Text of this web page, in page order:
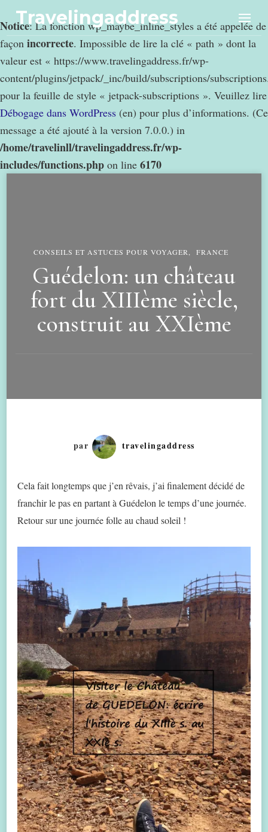
Notice: La fonction wp_maybe_inline_styles a été appelée de
façon incorrecte. Impossible de lire la clé « path » dont la
valeur est « https://www.travelingaddress.fr/wp-
content/plugins/jetpack/_inc/build/subscriptions/
pour la feuille de style « jetpack-subscriptions ». Veuillez lire
Débogage dans WordPress (en) pour plus d’informations. (Ce
message a été ajouté à la version 7.0.0.) in
/home/travelinll/travelingaddress.fr/wp-
includes/functions.php on line 6170
Travelingaddress
CONSEILS ET ASTUCES POUR VOYAGER FRANCE
Guédelon: un château
fort du XIIIème siècle,
construit au XXIème
par travelingaddress
Cela fait longtemps que j’en rêvais, j’ai finalement décidé de
franchir le pas en partant à Guédelon le temps d’une journée.
Retour sur une journée folle au chaud soleil !